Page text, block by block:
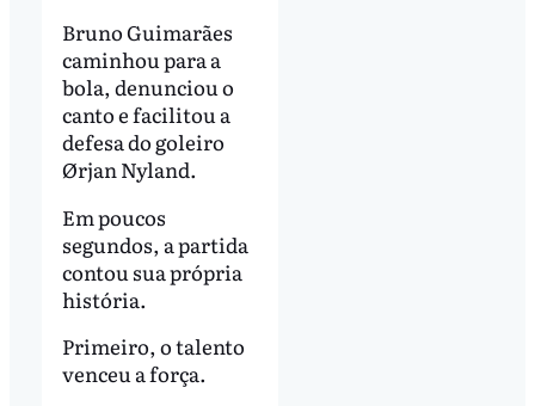
Bruno Guimarães
caminhou para a
bola, denunciou o
canto e facilitou a
defesa do goleiro
Ørjan Nyland.
Em poucos
segundos, a partida
contou sua própria
história.
Primeiro, o talento
venceu a força.